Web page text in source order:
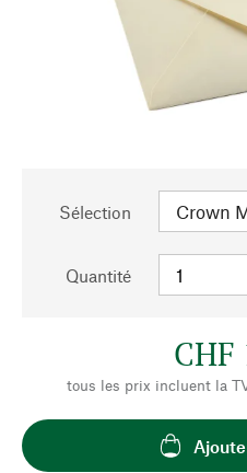
Sélection
Quantité
CHF
tous les prix incluent la